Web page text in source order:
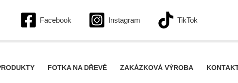
Facebook Instagram TikTok
FOTKA NA DŘEVĚ ZAKÁZKOVÁ VÝROBA
na
studia